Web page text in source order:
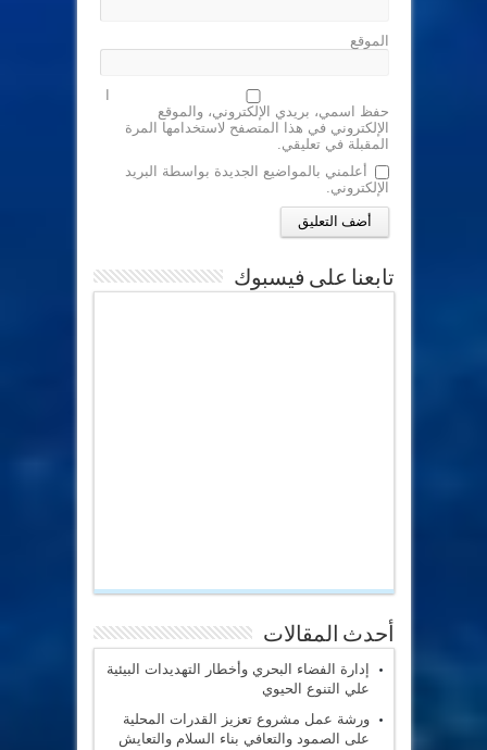
الموقع
ا
حفظ اسمي، بريدي الإلكتروني، والموقع
الإلكتروني في هذا المتصفح لاستخدامها المرة
المقبلة في تعليقي.
أعلمني بالمواضيع الجديدة بواسطة البريد
الإلكتروني.
تابعنا على فيسبوك
أحدث المقالات
إدارة الفضاء البحري وأخطار التهديدات البيئية
علي التنوع الحيوي
ورشة عمل مشروع تعزيز القدرات المحلية
على الصمود والتعافي بناء السلام والتعايش